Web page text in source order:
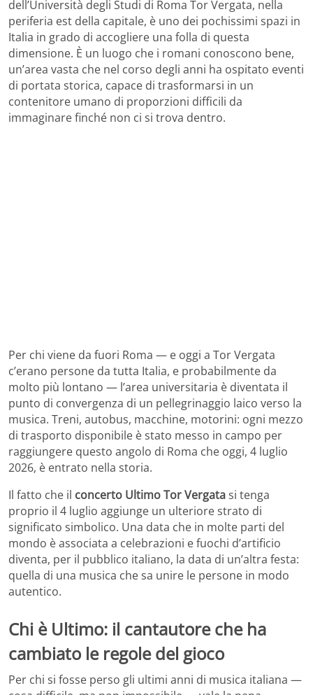
dell’Università degli Studi di Roma Tor Vergata, nella
periferia est della capitale, è uno dei pochissimi spazi in
Italia in grado di accogliere una folla di questa
dimensione. È un luogo che i romani conoscono bene,
un’area vasta che nel corso degli anni ha ospitato eventi
di portata storica, capace di trasformarsi in un
contenitore umano di proporzioni difficili da
immaginare finché non ci si trova dentro.
Per chi viene da fuori Roma — e oggi a Tor Vergata
c’erano persone da tutta Italia, e probabilmente da
molto più lontano — l’area universitaria è diventata il
punto di convergenza di un pellegrinaggio laico verso la
musica. Treni, autobus, macchine, motorini: ogni mezzo
di trasporto disponibile è stato messo in campo per
raggiungere questo angolo di Roma che oggi, 4 luglio
2026, è entrato nella storia.
Il fatto che il concerto Ultimo Tor Vergatasi tenga
proprio il 4 luglio aggiunge un ulteriore strato di
significato simbolico. Una data che in molte parti del
mondo è associata a celebrazioni e fuochi d’artificio
diventa, per il pubblico italiano, la data di un’altra festa:
quella di una musica che sa unire le persone in modo
autentico.
Chi è Ultimo: il cantautore che ha
cambiato le regole del gioco
Per chi si fosse perso gli ultimi anni di musica italiana —